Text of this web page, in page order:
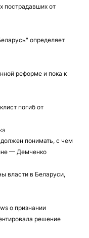
пострадавших от
определяет
реформе и пока к
погиб от
понимать, с чем
— Демченко
власти в Беларуси,
о признании
решение